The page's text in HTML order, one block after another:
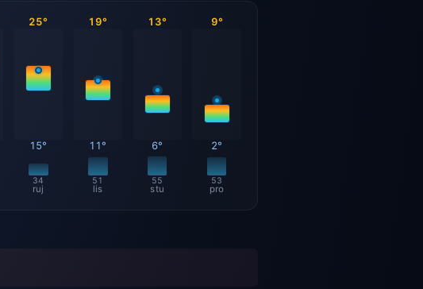
25°
15°
34
ruj
19°
11°
51
lis
13°
6°
55
stu
9°
2°
53
pro